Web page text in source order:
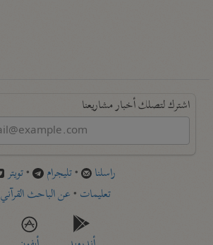
اشترك لتصلك أخبار مشاريعنا
راسلنا •تليجرام •تويتر
تعليمات •عن الباحث القرآني